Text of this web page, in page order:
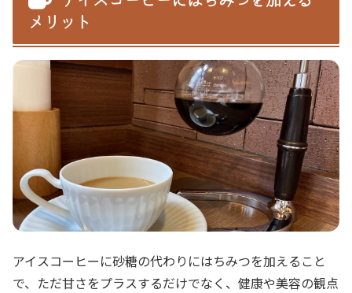
メリット
アイスコーヒーに砂糖の代わりにはちみつを加えること
で、ただ甘さをプラスするだけでなく、健康や美容の観点